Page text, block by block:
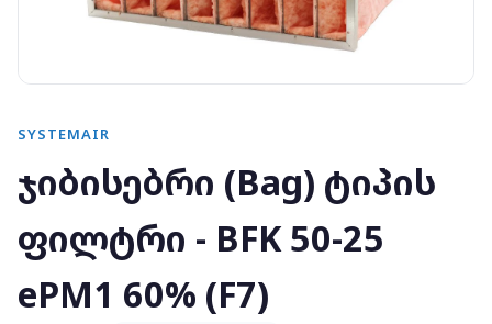
SYSTEMAIR
ჯიბისებრი (Bag) ტიპის
ფილტრი - BFK 50-25
ePM1 60% (F7)